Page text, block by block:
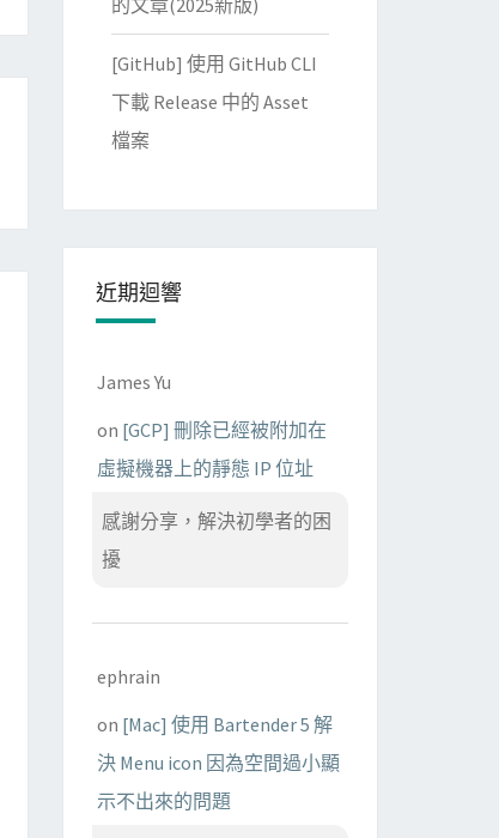
的文章(2025新版)
[GitHub] 使用 GitHub CLI
下載 Release 中的 Asset
檔案
近期迴響
James Yu
on [GCP] 刪除已經被附加在
虛擬機器上的靜態 IP 位址
感謝分享，解決初學者的困
擾
ephrain
on [Mac] 使用 Bartender 5 解
決 Menu icon 因為空間過小顯
示不出來的問題